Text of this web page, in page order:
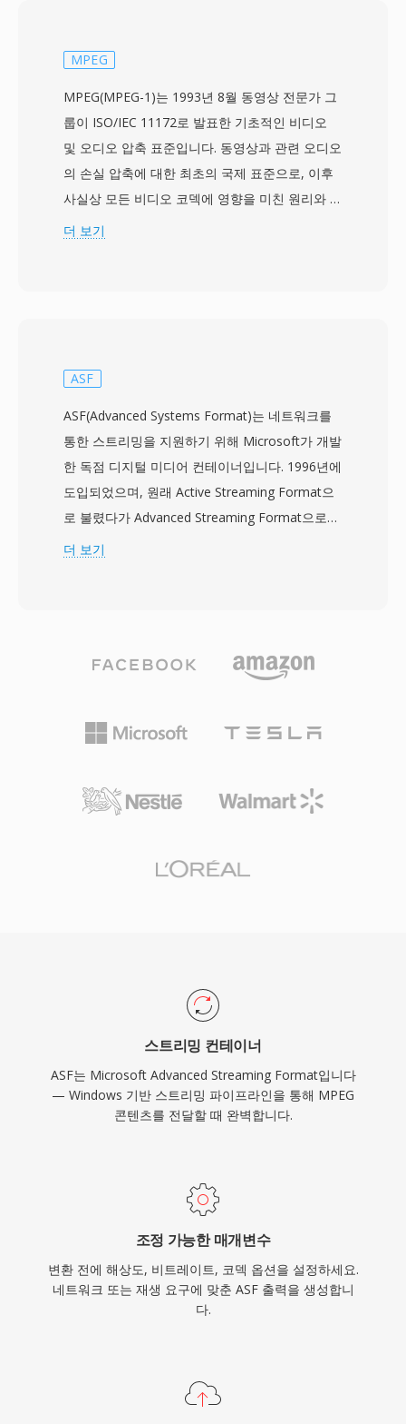
MPEG
MPEG(MPEG-1)는 1993년 8월 동영상 전문가 그
룹이 ISO/IEC 11172로 발표한 기초적인 비디오
및 오디오 압축 표준입니다. 동영상과 관련 오디오
의 손실 압축에 대한 최초의 국제 표준으로, 이후
사실상 모든 비디오 코덱에 영향을 미친 원리와 기
술을 확립했습니다. MPEG-1 비디오는 움직임 보
트레이트를 목표로 하여, SIF 해상도(NTSC의 경
생성합니다. 이 압축 수준은 1x 속도 CD-ROM 드
라이브의 데이터 처리량에 맞추기 위해 특별히 선
택되었으며, 1990년대 초 소비자에게 디지털 비디
오를 가져다 준 Video CD 형식을 가능하게 했습니
다. 오디오 구성 요소, 특히 Layer III(MP3)는 역사
상 가장 영향력 있는 오디오 형식이 되었습니다.
립했습니다. 압축 효율 면에서 오래전에 초월되었
지만, MPEG-1은 사실상 모든 미디어 소프트웨어
더 보기
ASF
ASF(Advanced Systems Format)는 네트워크를
통한 스트리밍을 지원하기 위해 Microsoft가 개발
한 독점 디지털 미디어 컨테이너입니다. 1996년에
도입되었으며, 원래 Active Streaming Format으
로 불렸다가 Advanced Streaming Format으로
변경된 후 현재 이름을 갖게 되었습니다. ASF는
계되었으며, 전방 오류 정정, 확장 가능한 비트레
림 내에서 탐색하는 기능 등의 기능을 포함합니다.
ASF 파일은 메타데이터가 포함된 헤더 객체, 실제
액세스를 가능하게 하는 선택적 인덱스 객체로 구
초기 온라인 미디어 시대 상업적 콘텐츠 배포에 인
었지만, 레거시 Windows 미디어 생태계와
Windows Media Services 인프라에 의존하는 기
업 환경에서는 여전히 관련성이 있습니다.
더 보기
스트리밍 컨테이너
ASF는 Microsoft Advanced Streaming Format입니다
— Windows 기반 스트리밍 파이프라인을 통해 MPEG
콘텐츠를 전달할 때 완벽합니다.
조정 가능한 매개변수
변환 전에 해상도, 비트레이트, 코덱 옵션을 설정하세요.
네트워크 또는 재생 요구에 맞춘 ASF 출력을 생성합니
다.